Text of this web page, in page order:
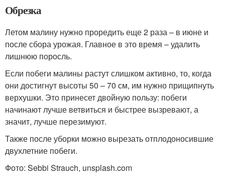
Обрезка
Летом малину нужно проредить еще 2 раза – в июне и
после сбора урожая. Главное в это время – удалить
лишнюю поросль.
Если побеги малины растут слишком активно, то, когда
они достигнут высоты 50 – 70 см, им нужно прищипнуть
верхушки. Это принесет двойную пользу: побеги
начинают лучше ветвиться и быстрее вызревают, а
значит, лучше перезимуют.
Также после уборки можно вырезать отплодоносившие
двухлетние побеги.
Фото: Sebbi Strauch, unsplash.com